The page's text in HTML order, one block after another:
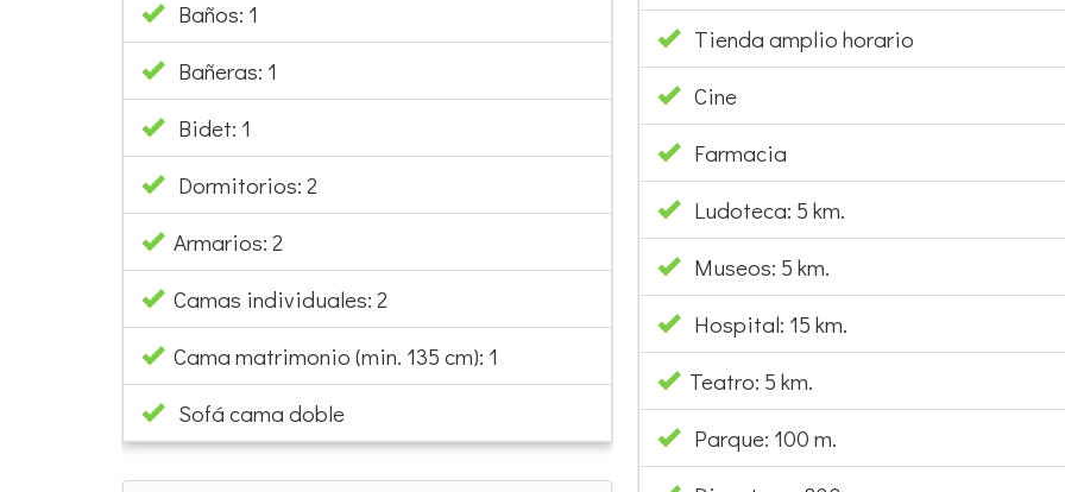
Baños: 1
Bañeras: 1
Bidet: 1
Dormitorios: 2
Armarios: 2
Camas individuales: 2
Cama matrimonio (min. 135 cm): 1
Sofá cama doble
Tienda amplio horario
Cine
Farmacia
Ludoteca: 5 km.
Museos: 5 km.
Hospital: 15 km.
Teatro: 5 km.
Parque: 100 m.